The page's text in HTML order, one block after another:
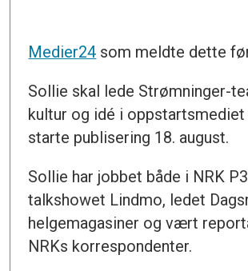
Medier24 som meldte dette
Sollie skal lede Strømninger-
kultur og idé i
starte publisering 18. august.
Sollie har jobbet både i NRK
talkshowet Lindmo, ledet
helgemagasiner og vært
NRKs korrespondenter.